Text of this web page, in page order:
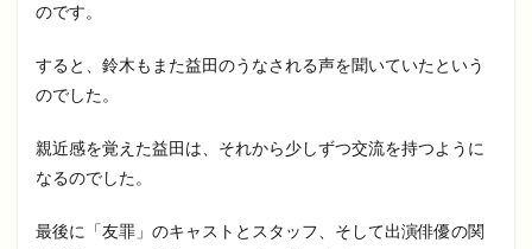
のです。
すると、鈴木もまた益田のうなされる声を聞いていたという
のでした。
親近感を覚えた益田は、それから少しずつ交流を持つように
なるのでした。
最後に「友罪」のキャストとスタッフ、そして出演俳優の関